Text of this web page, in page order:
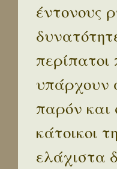
έντονους
περίπατοι
υπάρχουν
παρόν και
κάτοικοι
ελάχιστα